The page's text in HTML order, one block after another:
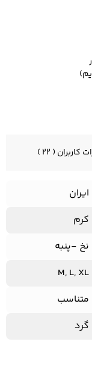
کاربران ( 22 )
ایران
کرم
نخ -پنبه
M, L, XL
متناسب
گرد